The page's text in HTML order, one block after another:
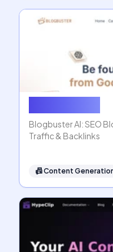
Blogbuster AI: SEO
Traffic & Backlinks
📠Content